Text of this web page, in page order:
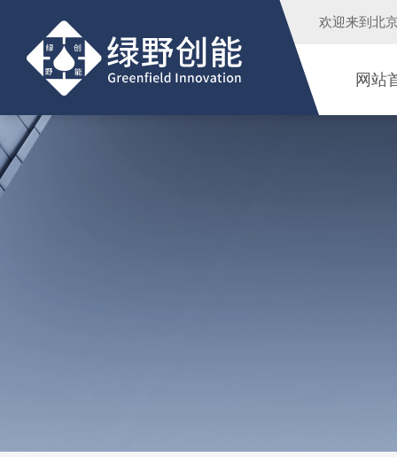
欢迎来到 北
网站